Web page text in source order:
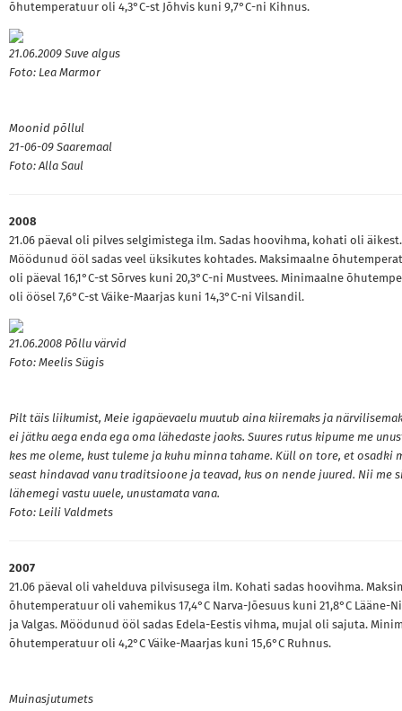
õhutemperatuur oli 4,3°C-st Jõhvis kuni 9,7°C-ni Kihnus.
21.06.2009 Suve algus
Foto: Lea Marmor
Moonid põllul
21-06-09 Saaremaal
Foto: Alla Saul
2008
21.06 päeval oli pilves selgimistega ilm. Sadas hoovihma, kohati oli äikest.
Möödunud ööl sadas veel üksikutes kohtades. Maksimaalne
oli päeval 16,1°C-st Sõrves kuni 20,3°C-ni Mustvees. Minimaalne
oli öösel 7,6°C-st Väike-Maarjas kuni 14,3°C-ni Vilsandil.
21.06.2008 Põllu värvid
Foto: Meelis Sügis
Pilt täis liikumist, Meie igapäevaelu muutub aina kiiremaks ja
ei jätku aega enda ega oma lähedaste jaoks. Suures rutus kipume me
kes me oleme, kust tuleme ja kuhu minna tahame. Küll on tore, et osadki
seast hindavad vanu traditsioone ja teavad, kus on nende juured. Nii me
lähemegi vastu uuele, unustamata vana.
Foto: Leili Valdmets
2007
21.06 päeval oli vahelduva pilvisusega ilm. Kohati sadas hoovihma.
õhutemperatuur oli vahemikus 17,4°C Narva-Jõesuus kuni 21,8°C Lääne-
ja Valgas. Möödunud ööl sadas Edela-Eestis vihma, mujal oli sajuta.
õhutemperatuur oli 4,2°C Väike-Maarjas kuni 15,6°C Ruhnus.
Muinasjutumets